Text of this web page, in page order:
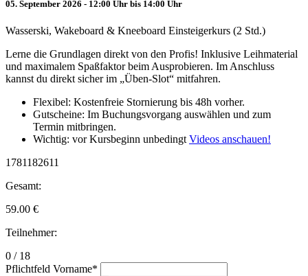
05. September 2026 - 12:00 Uhr bis 14:00 Uhr
Wasserski, Wakeboard & Kneeboard Einsteigerkurs (2 Std.)
Lerne die Grundlagen direkt von den Profis! Inklusive Leihmaterial
und maximalem Spaßfaktor beim Ausprobieren. Im Anschluss
kannst du direkt sicher im „Üben-Slot“ mitfahren.
Flexibel: Kostenfreie Stornierung bis 48h vorher.
Gutscheine: Im Buchungsvorgang auswählen und zum
Termin mitbringen.
Wichtig: vor Kursbeginn unbedingt Videos anschauen!
1781182611
Gesamt:
59.00 €
Teilnehmer:
0 / 18
Pflichtfeld Vorname*